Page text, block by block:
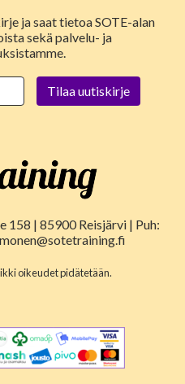
ja saat tietoa SOTE-alan
sekä palvelu- ja
| 85900 Reisjärvi | Puh:
oikeudet pidätetään.